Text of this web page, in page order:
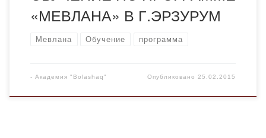
«МЕВЛАНА» В Г.ЭРЗУРУМ
Мевлана Обучение программа
- Академия "Bolashaq" Опубликовано25.02.2015